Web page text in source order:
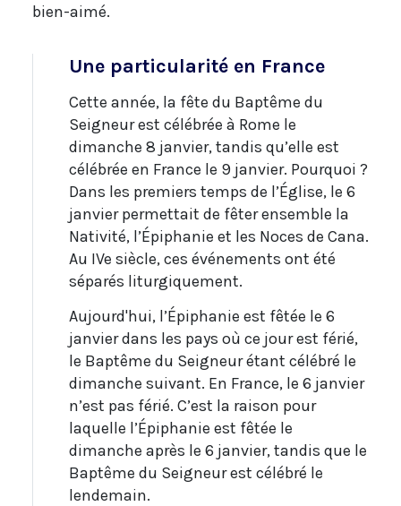
bien-aimé.
Une particularité en France
Cette année, la fête du Baptême du
Seigneur est célébrée à Rome le
dimanche 8 janvier, tandis qu’elle est
célébrée en France le 9 janvier. Pourquoi ?
Dans les premiers temps de l’Église, le 6
janvier permettait de fêter ensemble la
Nativité, l’Épiphanie et les Noces de Cana.
Au IVe siècle, ces événements ont été
séparés liturgiquement.
Aujourd'hui, l’Épiphanie est fêtée le 6
janvier dans les pays où ce jour est férié,
le Baptême du Seigneur étant célébré le
dimanche suivant. En France, le 6 janvier
n’est pas férié. C’est la raison pour
laquelle l’Épiphanie est fêtée le
dimanche après le 6 janvier, tandis que le
Baptême du Seigneur est célébré le
lendemain.